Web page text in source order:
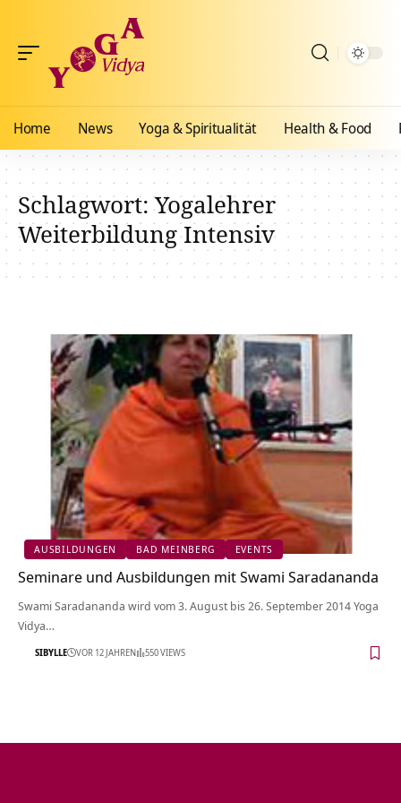
Home News Yoga & Spiritualität Health & Food
Schlagwort:Yogalehrer
Weiterbildung Intensiv
AUSBILDUNGEN BAD MEINBERG EVENTS
Seminare und Ausbildungen mit Swami Saradananda
Swami Saradananda wird vom 3. August bis 26. September 2014 Yoga
Vidya…
SIBYLLE VOR 12 JAHREN 550 VIEWS